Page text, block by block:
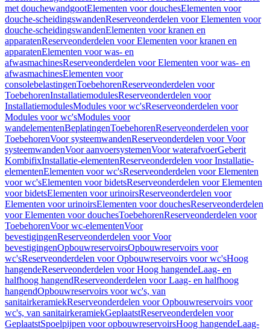
met douchewandgootElementen voor douchesElementen voor
douche-scheidingswandenReserveonderdelen voor Elementen voor
douche-scheidingswandenElementen voor kranen en
apparatenReserveonderdelen voor Elementen voor kranen en
apparatenElementen voor was- en
afwasmachinesReserveonderdelen voor Elementen voor was- en
afwasmachinesElementen voor
consolebelastingenToebehorenReserveonderdelen voor
ToebehorenInstallatiemodulesReserveonderdelen voor
InstallatiemodulesModules voor wc'sReserveonderdelen voor
Modules voor wc'sModules voor
wandelementenBeplatingenToebehorenReserveonderdelen voor
ToebehorenVoor systeemwandenReserveonderdelen voor Voor
systeemwandenVoor aanvoersystemenVoor waterafvoerGeberit
KombifixInstallatie-elementenReserveonderdelen voor Installatie-
elementenElementen voor wc'sReserveonderdelen voor Elementen
voor wc'sElementen voor bidetsReserveonderdelen voor Elementen
voor bidetsElementen voor urinoirsReserveonderdelen voor
Elementen voor urinoirsElementen voor douchesReserveonderdelen
voor Elementen voor douchesToebehorenReserveonderdelen voor
ToebehorenVoor wc-elementenVoor
bevestigingenReserveonderdelen voor Voor
bevestigingenOpbouwreservoirsOpbouwreservoirs voor
wc'sReserveonderdelen voor Opbouwreservoirs voor wc'sHoog
hangendeReserveonderdelen voor Hoog hangendeLaag- en
halfhoog hangendReserveonderdelen voor Laag- en halfhoog
hangendOpbouwreservoirs voor wc's, van
sanitairkeramiekReserveonderdelen voor Opbouwreservoirs voor
wc's, van sanitairkeramiekGeplaatstReserveonderdelen voor
GeplaatstSpoelpijpen voor opbouwreservoirsHoog hangendeLaag-